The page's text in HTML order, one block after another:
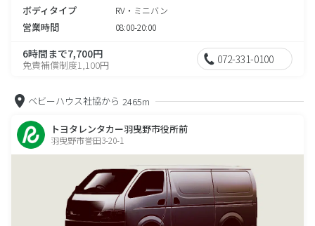
ボディタイプ RV・ミニバン
営業時間 08:00-20:00
6時間まで7,700円
免責補償制度1,100円 072-331-0100
ベビーハウス社協から 2465m
トヨタレンタカー羽曳野市役所前
羽曳野市誉田3-20-1